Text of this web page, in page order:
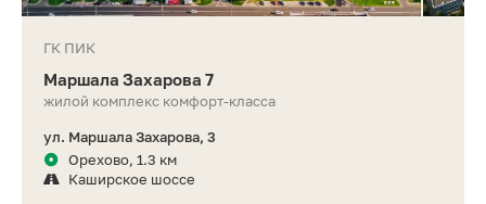
ГК ПИК
Маршала Захарова 7
жилой комплекс комфорт-класса
ул. Маршала Захарова, 3
Орехово, 1.3 км
Каширское шоссе